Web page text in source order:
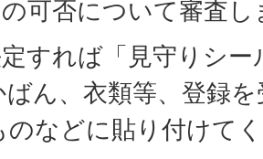
可否について審査し
すれば「見守りシ
ん、衣類等、登録
のなどに貼り付けて